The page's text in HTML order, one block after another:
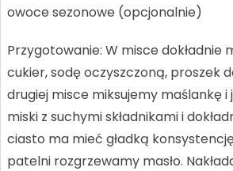
owoce sezonowe (opcjonalnie)
Przygotowanie: W misce dokładnie
cukier, sodę oczyszczoną, proszek
drugiej misce miksujemy maślankę i
miski z suchymi składnikami i
ciasto ma mieć gładką
patelni rozgrzewamy masło.